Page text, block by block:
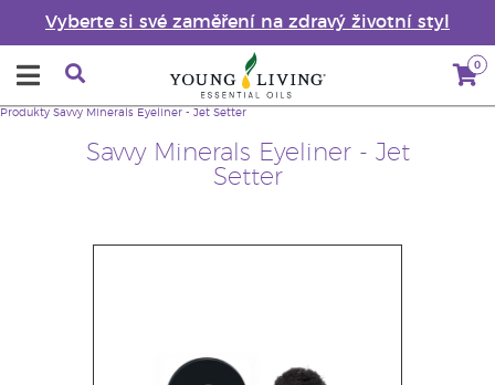
Vyberte si své zaměření na zdravý životní styl
0
Savvy Minerals Eyeliner - Jet
Setter
Produkty Savvy Minerals Eyeliner - Jet Setter